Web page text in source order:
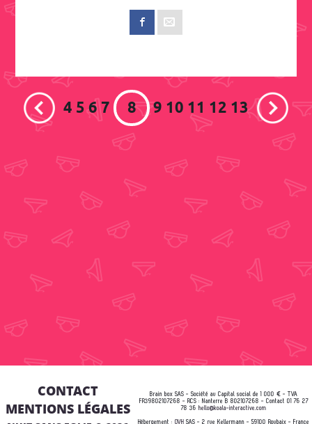
4 567 8 9 10 11 12 13
CONTACT
MENTIONS LÉGALES
Brain box SAS - Société au Capital social de 1 000 € - TVA
FR39802107268 - RCS : Nanterre B 802107268 - Contact 01 76 27
78 36 hello@koala-interactive.com
Hébergement :OVH SAS - 2 rue Kellermann - 59100 Roubaix - France